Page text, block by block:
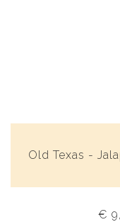
Old Texas -
€